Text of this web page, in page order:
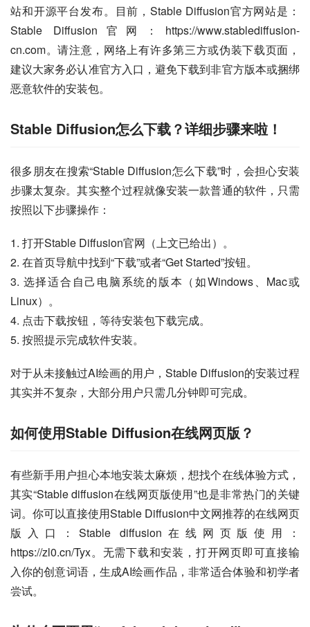
站和开源平台发布。目前，Stable Diffusion官方网站是：
Stable Diffusion官网：https://www.stablediffusion-
cn.com。请注意，网络上有许多第三方或伪装下载页面，
建议大家务必认准官方入口，避免下载到非官方版本或捆绑
恶意软件的安装包。
Stable Diffusion怎么下载？详细步骤来啦！
很多朋友在搜索“Stable Diffusion怎么下载”时，会担心安装
步骤太复杂。其实整个过程就像安装一款普通的软件，只需
按照以下步骤操作：
1. 打开Stable Diffusion官网（上文已给出）。
2. 在首页导航中找到“下载”或者“Get Started”按钮。
3. 选择适合自己电脑系统的版本（如Windows、Mac或
Linux）。
4. 点击下载按钮，等待安装包下载完成。
5. 按照提示完成软件安装。
对于从未接触过AI绘画的用户，Stable Diffusion的安装过程
其实并不复杂，大部分用户只需几分钟即可完成。
如何使用Stable Diffusion在线网页版？
有些新手用户担心本地安装太麻烦，想找个在线体验方式，
其实“Stable diffusion在线网页版使用”也是非常热门的关键
词。你可以直接使用Stable Diffusion中文网推荐的在线网页
版入口：Stable diffusion在线网页版使用：
https://zl0.cn/Tyx。无需下载和安装，打开网页即可直接输
入你的创意词语，生成AI绘画作品，非常适合体验和初学者
尝试。